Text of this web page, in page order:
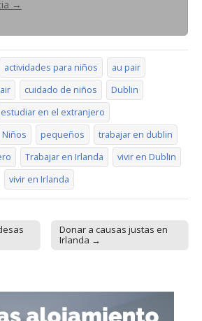
→
actividades para niños
au pair
cuidado de niños
Dublin
estudiar en el extranjero
Niños pequeños
trabajar en dublin
Trabajar en Irlanda
vivir en Dublin
vivir en Irlanda
Donar a causas justas en
Irlanda →